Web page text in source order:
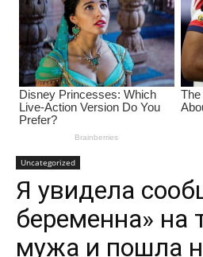
Uncategorized
Я увидела
беременна» на
мужа и пошла